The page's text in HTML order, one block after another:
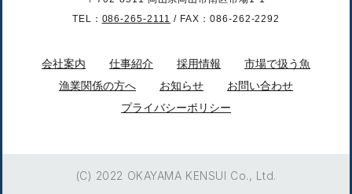
TEL： 086-265-2111 / FAX：086-262-2292
会社案内 仕事紹介 採用情報
市場で扱う魚
漁業関係の方へ
お知らせ
お問い合わせ
プライバシーポリシー
(C) 2022 OKAYAMA KENSUI Co., Ltd.